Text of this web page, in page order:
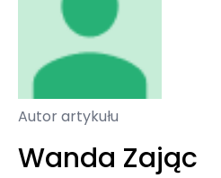
Autor artykułu
Wanda Zając